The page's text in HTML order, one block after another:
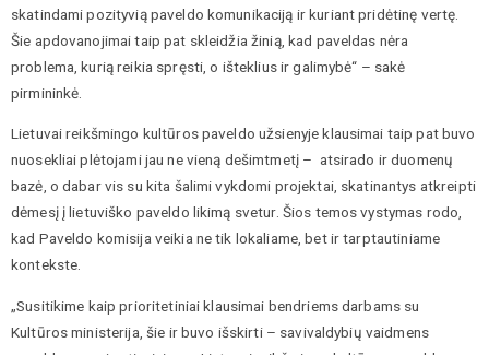
skatindami pozityvią paveldo komunikaciją ir kuriant pridėtinę vertę.
Šie apdovanojimai taip pat skleidžia žinią, kad paveldas nėra
problema, kurią reikia spręsti, o išteklius ir galimybė“ – sakė
pirmininkė.
Lietuvai reikšmingo kultūros paveldo užsienyje klausimai taip pat buvo
nuosekliai plėtojami jau ne vieną dešimtmetį – atsirado ir duomenų
bazė, o dabar vis su kita šalimi vykdomi projektai, skatinantys atkreipti
dėmesį į lietuviško paveldo likimą svetur. Šios temos vystymas rodo,
kad Paveldo komisija veikia ne tik lokaliame, bet ir tarptautiniame
kontekste.
„Susitikime kaip prioritetiniai klausimai bendriems darbams su
Kultūros ministerija, šie ir buvo išskirti – savivaldybių vaidmens